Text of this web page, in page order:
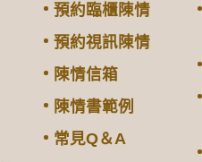
預約臨櫃陳情
預約視訊陳情
陳情信箱
陳情書範例
常見Q＆A